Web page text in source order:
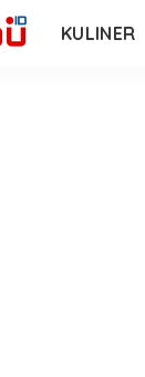
KULINER